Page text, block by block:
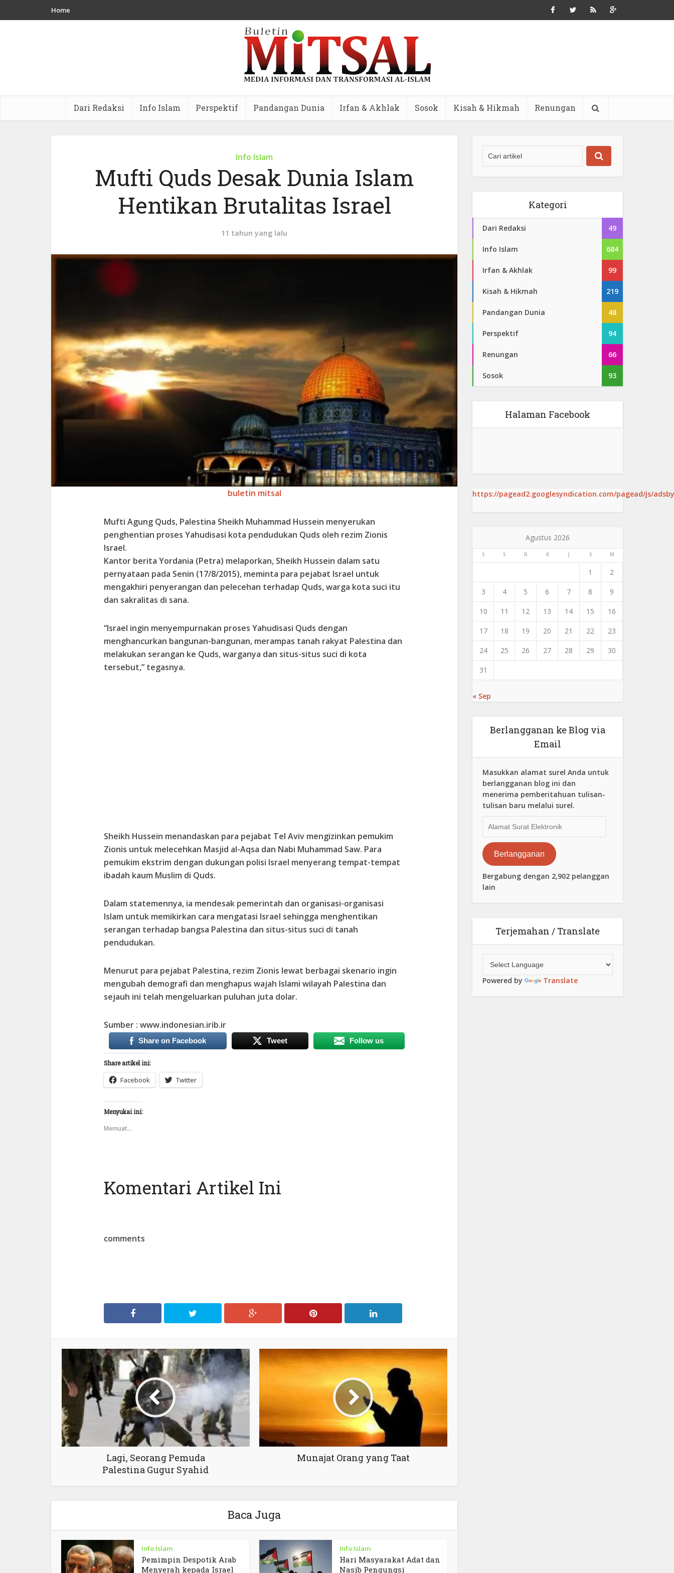
Home
Dari Redaksi Info Islam Perspektif Pandangan Dunia Irfan & Akhlak Sosok Kisah & Hikmah Renungan
Info Islam
Mufti Quds Desak Dunia Islam
Hentikan Brutalitas Israel
11 tahun yang lalu
buletin mitsal
Mufti Agung Quds, Palestina Sheikh Muhammad Hussein menyerukan
penghentian proses Yahudisasi kota pendudukan Quds oleh rezim Zionis
Israel.
Kantor berita Yordania (Petra) melaporkan, Sheikh Hussein dalam satu
pernyataan pada Senin (17/8/2015), meminta para pejabat Israel untuk
mengakhiri penyerangan dan pelecehan terhadap Quds, warga kota suci itu
dan sakralitas di sana.
“Israel ingin menyempurnakan proses Yahudisasi Quds dengan
menghancurkan bangunan-bangunan, merampas tanah rakyat Palestina dan
melakukan serangan ke Quds, warganya dan situs-situs suci di kota
tersebut,” tegasnya.
Sheikh Hussein menandaskan para pejabat Tel Aviv mengizinkan pemukim
Zionis untuk melecehkan Masjid al-Aqsa dan Nabi Muhammad Saw. Para
pemukim ekstrim dengan dukungan polisi Israel menyerang tempat-tempat
ibadah kaum Muslim di Quds.
Dalam statemennya, ia mendesak pemerintah dan organisasi-organisasi
Islam untuk memikirkan cara mengatasi Israel sehingga menghentikan
serangan terhadap bangsa Palestina dan situs-situs suci di tanah
pendudukan.
Menurut para pejabat Palestina, rezim Zionis lewat berbagai skenario ingin
mengubah demografi dan menghapus wajah Islami wilayah Palestina dan
sejauh ini telah mengeluarkan puluhan juta dolar.
Sumber : www.indonesian.irib.ir
Share on Facebook Tweet Follow us
Share artikel ini:
Facebook Twitter
Menyukai ini:
Memuat...
Komentari Artikel Ini
comments
Lagi, Seorang Pemuda
Palestina Gugur Syahid
Munajat Orang yang Taat
Baca Juga
Info Islam
Pemimpin Despotik Arab
Menyerah kepada Israel
Info Islam
Hari Masyarakat Adat dan
Nasib Pengungsi
Kategori
Dari Redaksi 49
Info Islam 684
Irfan & Akhlak 99
Kisah & Hikmah 219
Pandangan Dunia 48
Perspektif 94
Renungan 66
Sosok 93
Halaman Facebook
https://pagead2.googlesyndication.com/pagead/js/
Agustus 2026
S S R K J S M
1 2
3 4 5 6 7 8 9
10 11 12 13 14 15 16
17 18 19 20 21 22 23
24 25 26 27 28 29 30
31
« Sep
Berlangganan ke Blog via
Email
Masukkan alamat surel Anda untuk
berlangganan blog ini dan
menerima pemberitahuan tulisan-
tulisan baru melalui surel.
Surat
Elektronik
Berlangganan
Bergabung dengan 2,902 pelanggan
lain
Terjemahan / Translate
Powered by Translate